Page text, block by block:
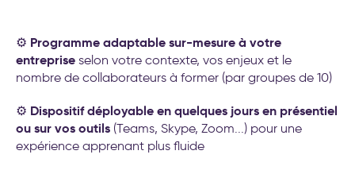
⚙️ Programme adaptable sur-mesure à votre
entreprise selon votre contexte, vos enjeux et le
nombre de collaborateurs à former (par groupes de 10)
⚙️ Dispositif déployable en quelques jours en présentiel
ou sur vos outils (Teams, Skype, Zoom...) pour une
expérience apprenant plus fluide